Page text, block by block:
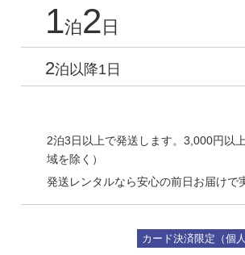
1泊2 日
2泊以降1日
2泊3日以上で発送します。3,000円以
域を除く）
発送レンタルなら安心の前日お届けで
カード決済限定（個人